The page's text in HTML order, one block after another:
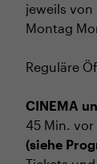
jeweils von
Montag
Reguläre
CINEMA
45 Min.
(siehe